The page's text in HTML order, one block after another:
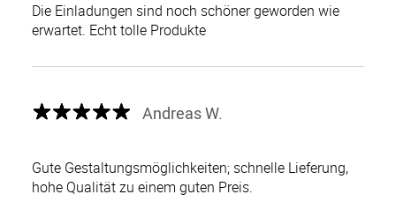
Die Einladungen sind noch schöner geworden wie
erwartet. Echt tolle Produkte
Andreas W.
Gute Gestaltungsmöglichkeiten; schnelle Lieferung,
hohe Qualität zu einem guten Preis.